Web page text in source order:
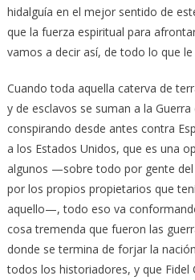
hidalguía en el mejor sentido de
que la fuerza espiritual para
vamos a decir así, de todo lo que
Cuando toda aquella caterva de
y de esclavos se suman a la
conspirando desde antes contra
a los Estados Unidos, que es una
algunos —sobre todo por gente
por los propios propietarios que
aquello—, todo eso va
cosa tremenda que fueron las
donde se termina de forjar la
todos los historiadores, y que